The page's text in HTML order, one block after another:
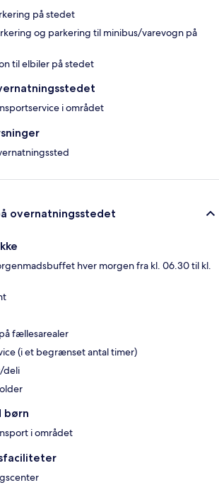
på stedet
og parkering til minibus/varevogn på
til elbiler på stedet
i området
overnatningsstedet
hver morgen fra kl. 06.30 til kl.
fællesarealer
(i et begrænset antal timer)
deli
børn
i området